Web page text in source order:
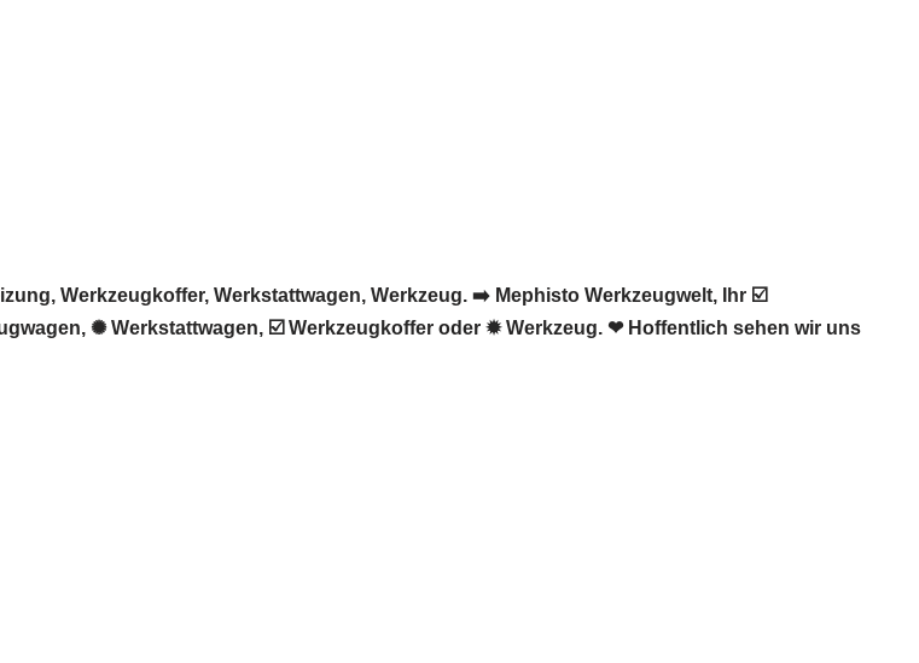
Werkzeugkoffer, Werkstattwagen, Werkzeug. ➡️ Mephisto Werkzeugwelt, Ihr ☑️
✺ Werkstattwagen, ☑️ Werkzeugkoffer oder ✹ Werkzeug. ❤ Hoffentlich sehen wir uns